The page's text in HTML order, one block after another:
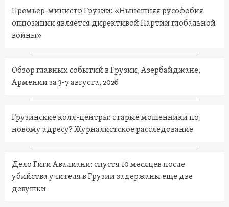
Премьер-министр Грузии: «Нынешняя русофобия
оппозиции является директивой Партии глобальной
войны»
Обзор главных событий в Грузии, Азербайджане,
Армении за 3-7 августа, 2026
Грузинские колл-центры: старые мошенники по
новому адресу? Журналистское расследование
Дело Гиги Авалиани: спустя 10 месяцев после
убийства учителя в Грузии задержаны еще две
девушки